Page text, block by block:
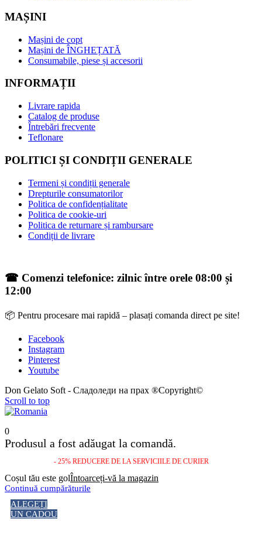
MAȘINI
Mașini de copt
Mașini de ÎNGHEȚATĂ
Consumabile, piese și accesorii
INFORMAȚII
Livrare rapida
Catalog de produse
Întrebări frecvente
Teflonare
POLITICI ȘI CONDIȚII GENERALE
Termeni și condiții generale
Drepturile consumatorilor
Politica de confidențialitate
Politica de cookie-uri
Politica de returnare și rambursare
Condiții de livrare
☎ Comenzi telefonice: zilnic între orele 08:00 și
12:00
📦 Pentru procesare mai rapidă – plasați comanda direct pe site!
Facebook
Instagram
Pinterest
Youtube
Don Gelato Soft - Сладоледи на прах ®Copyright©
Scroll to top
0
Produsul a fost adăugat la comandă.
- 25% REDUCERE DE LA SERVICIILE DE CURIER
Coșul tău este golÎntoarceți-vă la magazin
Continuă cumpărăturile
ALEGEȚI
UN CADOU